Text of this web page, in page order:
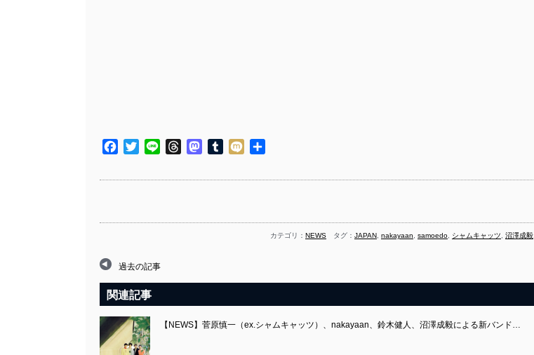
Facebook
TwitterLine ThreadsMastodon
TumblrMixi
カテゴリ： NEWS タグ： JAPAN nakayaan samoedo シャムキャッツ 沼澤成毅
過去の記事
関連記事
【NEWS】菅原慎一（ex.シャムキャッツ）、nakayaan、鈴木健人、沼澤成毅による新バンド…